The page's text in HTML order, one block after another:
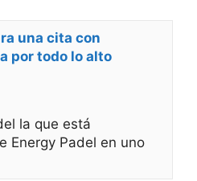
una cita con
por todo lo alto
la que está
Energy Padel en uno